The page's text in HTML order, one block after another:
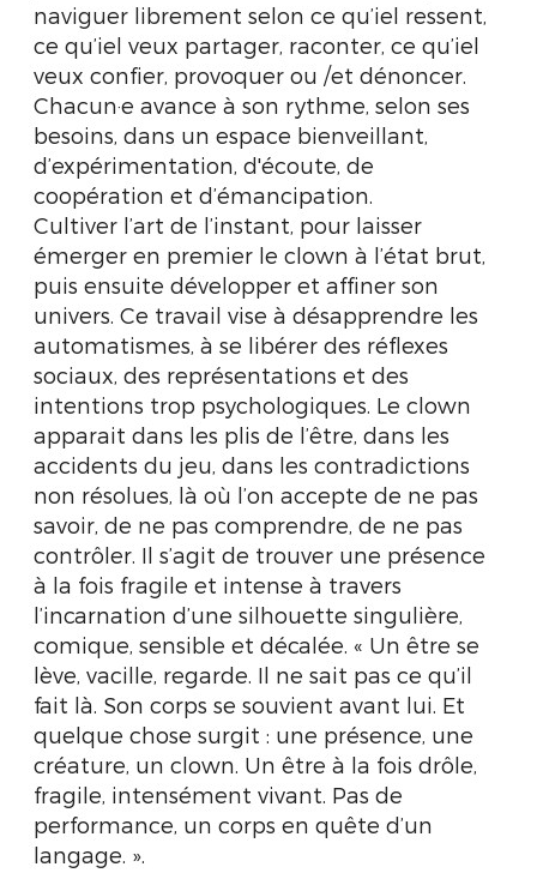
naviguer librement selon ce qu’iel ressent,
ce qu’iel veux partager, raconter, ce qu’iel
veux confier, provoquer ou /et dénoncer.
Chacun·e avance à son rythme, selon ses
besoins, dans un espace bienveillant,
d’expérimentation, d'écoute, de
coopération et d’émancipation.
Cultiver l’art de l’instant, pour laisser
émerger en premier le clown à l’état brut,
puis ensuite développer et affiner son
univers. Ce travail vise à désapprendre les
automatismes, à se libérer des réflexes
sociaux, des représentations et des
intentions trop psychologiques. Le clown
apparait dans les plis de l’être, dans les
accidents du jeu, dans les contradictions
non résolues, là où l’on accepte de ne pas
savoir, de ne pas comprendre, de ne pas
contrôler. Il s’agit de trouver une présence
à la fois fragile et intense à travers
l’incarnation d’une silhouette singulière,
comique, sensible et décalée. « Un être se
lève, vacille, regarde. Il ne sait pas ce qu’il
fait là. Son corps se souvient avant lui. Et
quelque chose surgit : une présence, une
créature, un clown. Un être à la fois drôle,
fragile, intensément vivant. Pas de
performance, un corps en quête d’un
langage. ».